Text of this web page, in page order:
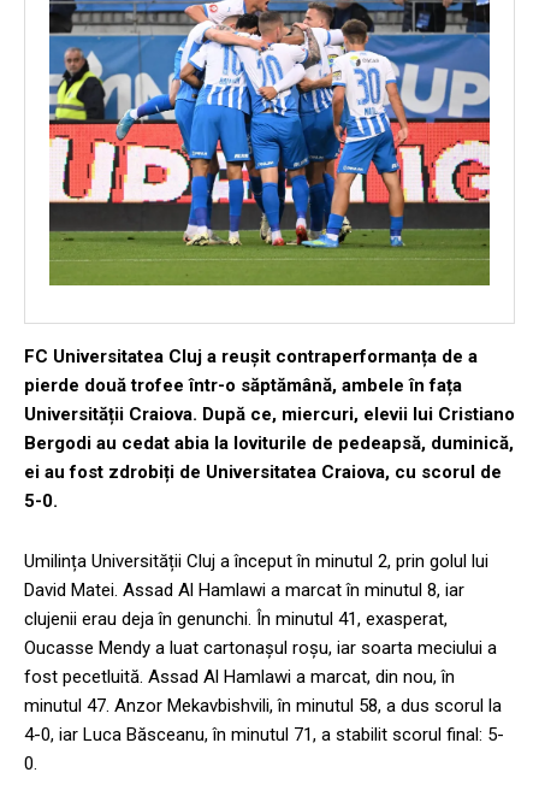
FC Universitatea Cluj a reușit contraperformanța de a
pierde două trofee într-o săptămână, ambele în fața
Universității Craiova. După ce, miercuri, elevii lui Cristiano
Bergodi au cedat abia la loviturile de pedeapsă, duminică,
ei au fost zdrobiți de Universitatea Craiova, cu scorul de
5-0.
Umilința Universității Cluj a început în minutul 2, prin golul lui
David Matei. Assad Al Hamlawi a marcat în minutul 8, iar
clujenii erau deja în genunchi. În minutul 41, exasperat,
Oucasse Mendy a luat cartonașul roșu, iar soarta meciului a
fost pecetluită. Assad Al Hamlawi a marcat, din nou, în
minutul 47. Anzor Mekavbishvili, în minutul 58, a dus scorul la
4-0, iar Luca Băsceanu, în minutul 71, a stabilit scorul final: 5-
0.